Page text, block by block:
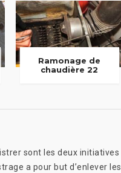
Ramonage de
chaudière 22
sont les deux initiatives
a pour but d’enlever les